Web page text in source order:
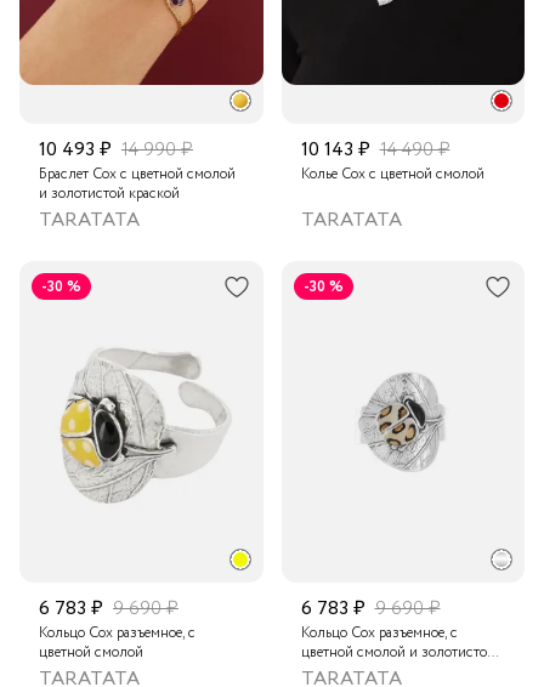
10 493 ₽ 14 990 ₽
Браслет Cox с цветной смолой
и золотистой краской
TARATATA
10 143 ₽ 14 490 ₽
Колье Cox с цветной смолой
TARATATA
-30 %
6 783 ₽ 9 690 ₽
Кольцо Cox разъемное, с
цветной смолой
TARATATA
-30 %
6 783 ₽ 9 690 ₽
Кольцо Cox разъемное, с
цветной смолой и золотистой
краской
TARATATA